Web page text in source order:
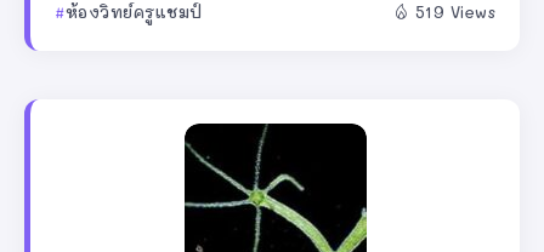
ห้องวิทย์ครูแชมป์ 519 Views